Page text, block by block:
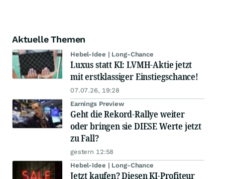
Aktuelle Themen
Hebel-Idee | Long-Chance
Luxus statt KI: LVMH-Aktie jetzt
mit erstklassiger Einstiegschance!
07.07.26, 19:28
Earnings Preview
Geht die Rekord-Rallye weiter
oder bringen sie DIESE Werte jetzt
zu Fall?
gestern 12:58
Hebel-Idee | Long-Chance
Jetzt kaufen? Diesen KI-Profiteur